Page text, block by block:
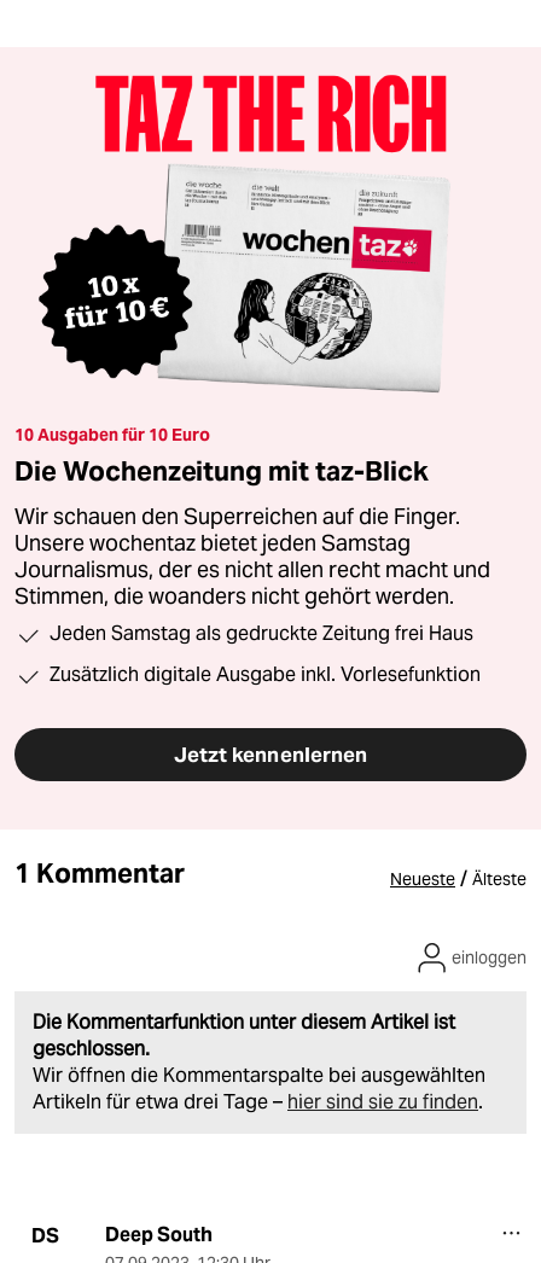
10 Ausgaben für 10 Euro
Die Wochenzeitung mit taz-Blick
Wir schauen den Superreichen auf die Finger.
Unsere wochentaz bietet jeden Samstag
Journalismus, der es nicht allen recht macht und
Stimmen, die woanders nicht gehört werden.
Jeden Samstag als gedruckte Zeitung frei Haus
Zusätzlich digitale Ausgabe inkl. Vorlesefunktion
Jetzt kennenlernen
1 Kommentar Neueste / Älteste
Die Kommentarfunktion unter diesem Artikel ist
geschlossen.
Wir öffnen die Kommentarspalte bei ausgewählten
Artikeln für etwa drei Tage – hier sind sie zu finden.
einloggen
DS Deep South